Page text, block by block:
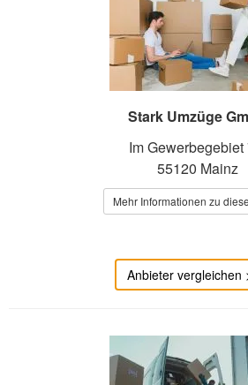
Stark Umzüge
Im Gewerbegebiet
55120 Mainz
Mehr Informationen zu
Anbieter vergleichen